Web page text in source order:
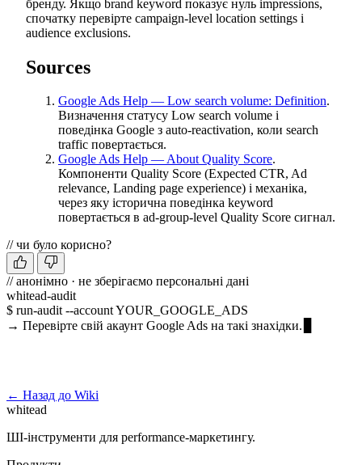
бренду. Якщо brand keyword показує нуль impressions,
спочатку перевірте campaign-level location settings і
audience exclusions.
Sources
Google Ads Help — Low search volume: Definition.
Визначення статусу Low search volume і
поведінка Google з auto-reactivation, коли search
traffic повертається.
Google Ads Help — About Quality Score.
Компоненти Quality Score (Expected CTR, Ad
relevance, Landing page experience) і механіка,
через яку історична поведінка keyword
повертається в ad-group-level Quality Score сигнал.
// чи було корисно?
// анонімно · не зберігаємо персональні дані
whitead-audit
$ run-audit --account YOUR_GOOGLE_ADS
→ Перевірте свій акаунт Google Ads на такі знахідки.
← Назад до Wiki
whitead
ШІ-інструменти для performance-маркетингу.